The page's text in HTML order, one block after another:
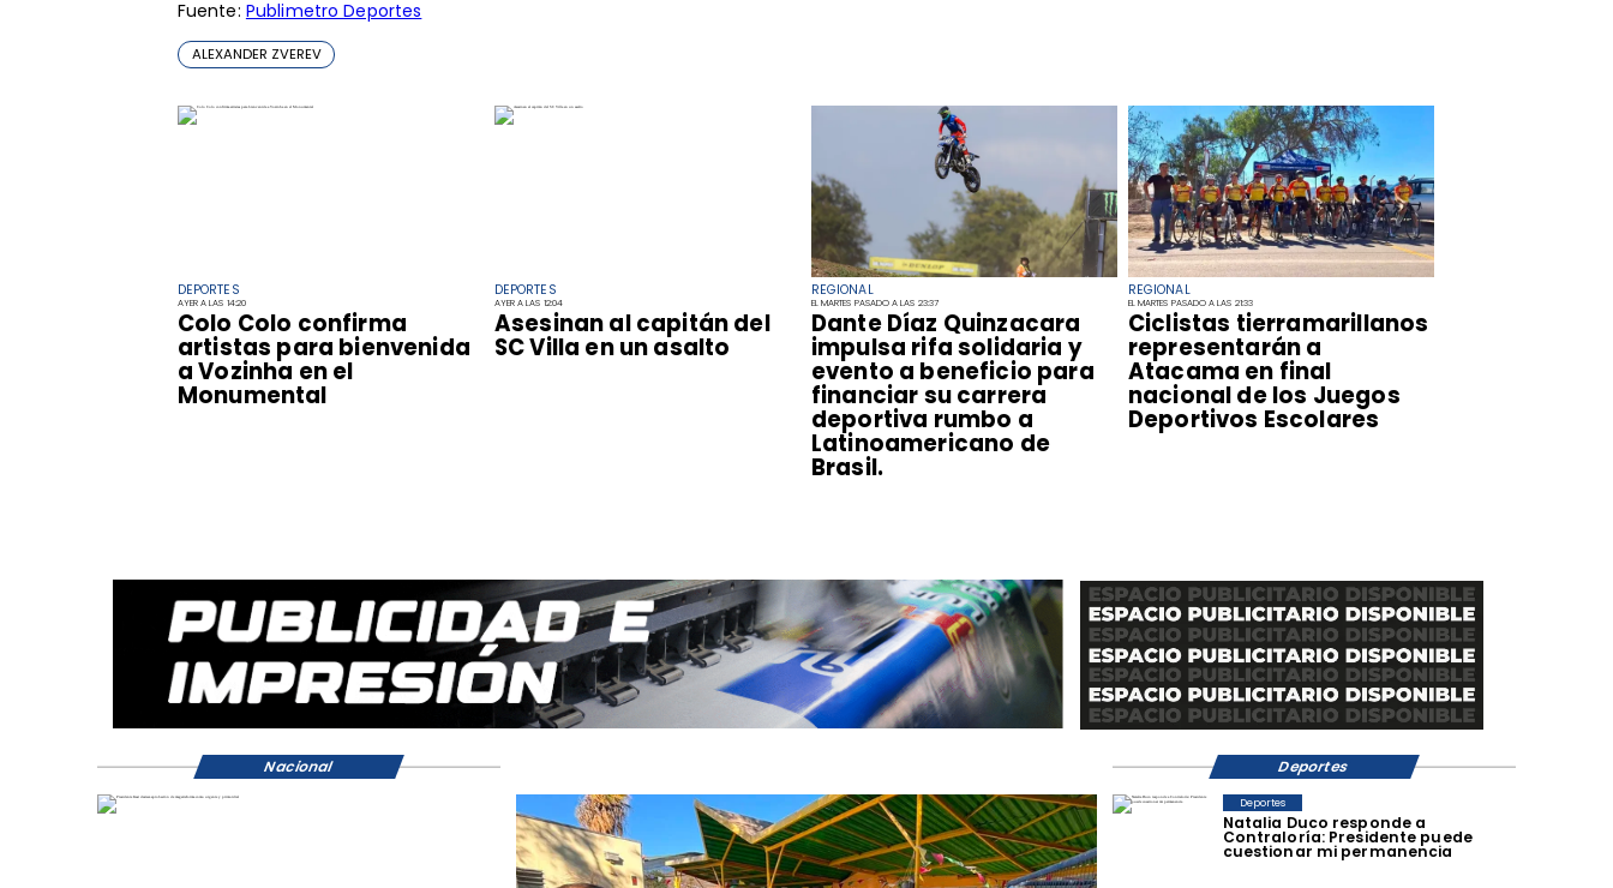
DEPORTES
AYER A LAS 14:20
Colo Colo confirma
artistas para bienvenida
a Vozinha en el
Monumental
DEPORTES
AYER A LAS 12:04
Asesinan al capitán del
SC Villa en un asalto
REGIONAL
EL MARTES PASADO A LAS 23:37
Dante Díaz Quinzacara
impulsa rifa solidaria y
evento a beneficio para
financiar su carrera
deportiva rumbo a
Latinoamericano de
Brasil.
REGIONAL
EL MARTES PASADO A LAS 21:33
​Ciclistas tierramarillanos
representarán a
Atacama en final
nacional de los Juegos
Deportivos Escolares
Fuente: Publimetro Deportes
ALEXANDER ZVEREV
Natalia Duco responde a
Contraloría: Presidente puede
cuestionar mi permanencia
Deportes
Nacional Deportes